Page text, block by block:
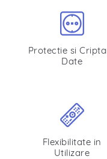
Protectie si
Date
Flexibilitate in
Utilizare